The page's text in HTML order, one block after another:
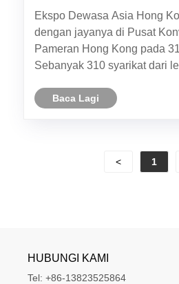
Ekspo Dewasa Asia Hong
dengan jayanya di Pusat
Pameran Hong Kong pada
Sebanyak 310 syarikat dari
pameran ini, memaparkan
Baca Lagi
< 1
HUBUNGI KAMI
Tel: +86-13823525864